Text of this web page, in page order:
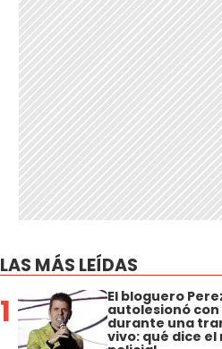
LAS MÁS LEÍDAS
1 El bloguero
autolesionó
durante una
vivo: qué dice